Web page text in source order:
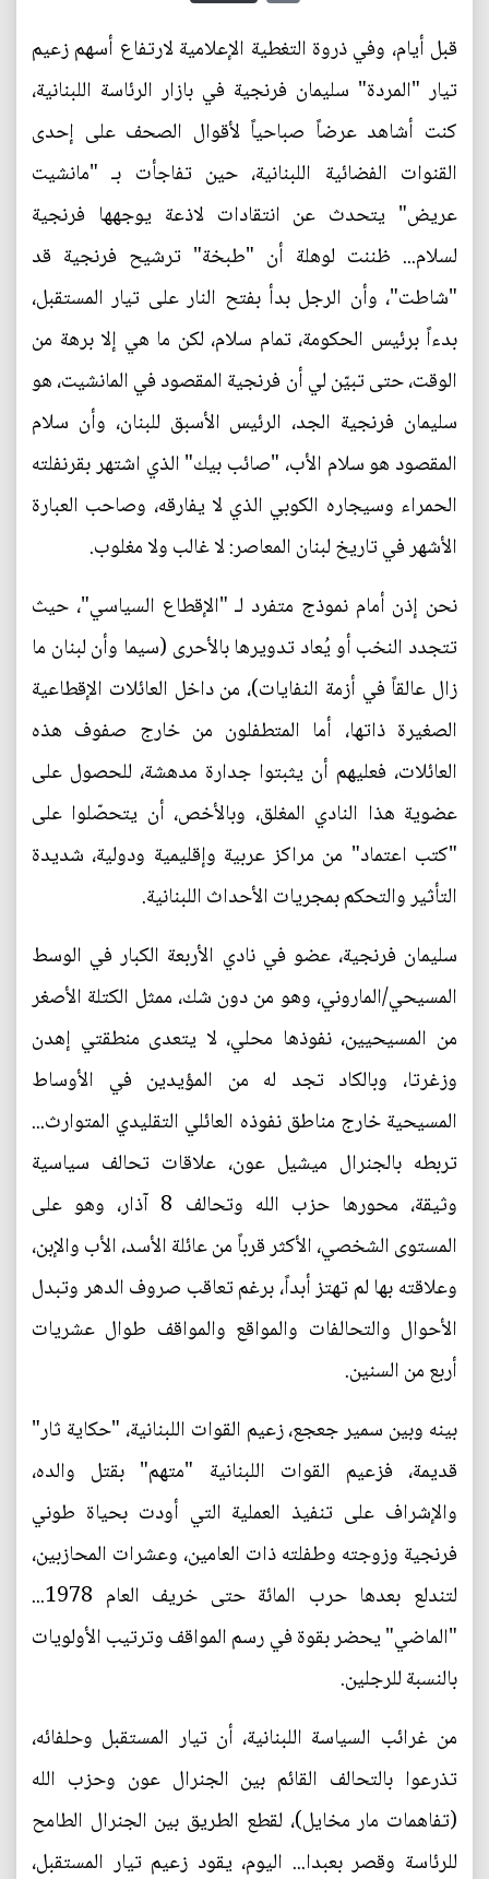
قبل أيام، وفي ذروة التغطية الإعلامية لارتفاع أسهم زعيم
تيار "المردة" سليمان فرنجية في بازار الرئاسة اللبنانية،
كنت أشاهد عرضاً صباحياً لأقوال الصحف على إحدى
القنوات الفضائية اللبنانية، حين تفاجأت بـ "مانشيت
عريض" يتحدث عن انتقادات لاذعة يوجهها فرنجية
لسلام... ظننت لوهلة أن "طبخة" ترشيح فرنجية قد
"شاطت"، وأن الرجل بدأ بفتح النار على تيار المستقبل،
بدءاً برئيس الحكومة، تمام سلام، لكن ما هي إلا برهة من
الوقت، حتى تبيّن لي أن فرنجية المقصود في المانشيت، هو
سليمان فرنجية الجد، الرئيس الأسبق للبنان، وأن سلام
المقصود هو سلام الأب، "صائب بيك" الذي اشتهر بقرنفلته
الحمراء وسيجاره الكوبي الذي لا يفارقه، وصاحب العبارة
الأشهر في تاريخ لبنان المعاصر: لا غالب ولا مغلوب.
نحن إذن أمام نموذج متفرد لـ "الإقطاع السياسي"، حيث
تتجدد النخب أو يُعاد تدويرها بالأحرى (سيما وأن لبنان ما
زال عالقاً في أزمة النفايات)، من داخل العائلات الإقطاعية
الصغيرة ذاتها، أما المتطفلون من خارج صفوف هذه
العائلات، فعليهم أن يثبتوا جدارة مدهشة، للحصول على
عضوية هذا النادي المغلق، وبالأخص، أن يتحصّلوا على
"كتب اعتماد" من مراكز عربية وإقليمية ودولية، شديدة
التأثير والتحكم بمجريات الأحداث اللبنانية.
سليمان فرنجية، عضو في نادي الأربعة الكبار في الوسط
المسيحي/الماروني، وهو من دون شك، ممثل الكتلة الأصغر
من المسيحيين، نفوذها محلي، لا يتعدى منطقتي إهدن
وزغرتا، وبالكاد تجد له من المؤيدين في الأوساط
المسيحية خارج مناطق نفوذه العائلي التقليدي المتوارث...
تربطه بالجنرال ميشيل عون، علاقات تحالف سياسية
وثيقة، محورها حزب الله وتحالف 8 آذار، وهو على
المستوى الشخصي، الأكثر قرباً من عائلة الأسد، الأب والإبن،
وعلاقته بها لم تهتز أبداً، برغم تعاقب صروف الدهر وتبدل
الأحوال والتحالفات والمواقع والمواقف طوال عشريات
أربع من السنين.
بينه وبين سمير جعجع، زعيم القوات اللبنانية، "حكاية ثار"
قديمة، فزعيم القوات اللبنانية "متهم" بقتل والده،
والإشراف على تنفيذ العملية التي أودت بحياة طوني
فرنجية وزوجته وطفلته ذات العامين، وعشرات المحازبين،
لتندلع بعدها حرب المائة حتى خريف العام 1978...
"الماضي" يحضر بقوة في رسم المواقف وترتيب الأولويات
بالنسبة للرجلين.
من غرائب السياسة اللبنانية، أن تيار المستقبل وحلفائه،
تذرعوا بالتحالف القائم بين الجنرال عون وحزب الله
(تفاهمات مار مخايل)، لقطع الطريق بين الجنرال الطامح
للرئاسة وقصر بعبدا... اليوم، يقود زعيم تيار المستقبل،